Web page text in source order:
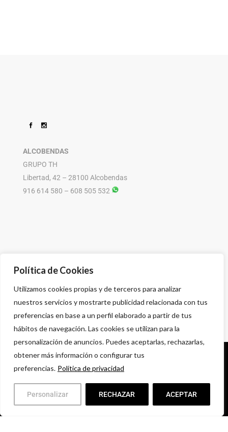
Política de Cookies
Utilizamos cookies propias y de terceros para analizar
nuestros servicios y mostrarte publicidad relacionada con tus
preferencias en base a un perfil elaborado a partir de tus
hábitos de navegación. Las cookies se utilizan para la
personalización de anuncios. Puedes aceptarlas, rechazarlas,
obtener más información o configurar tus
preferencias. Política de privacidad
Personalizar RECHAZAR ACEPTAR
ALCOBENDAS
GRUPO TH
Libertad, 42 – 28100 Alcobendas
916 614 580 – 608 505 532
Política de privacidad
Aviso legal
Condiciones comerciales